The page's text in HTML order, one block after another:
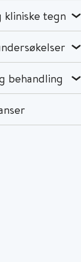
tegn
behandling